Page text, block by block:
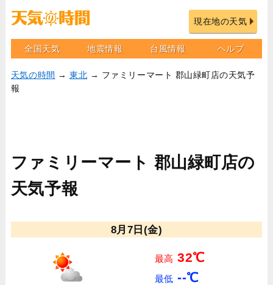
現在地の天気
全国天気 地震情報 台風情報 ヘルプ
天気の時間 →東北 → ファミリーマート 郡山緑町店の天気予
報
ファミリーマート 郡山緑町店の
天気予報
8月7日(金)
最高 32℃
最低 --℃